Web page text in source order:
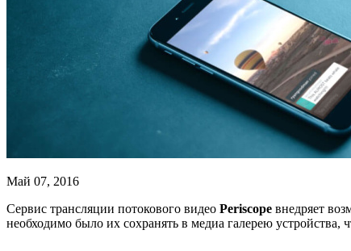
Май 07, 2016
Сервис трансляции потокового видео Periscope внедряет
необходимо было их сохранять в медиа галерею